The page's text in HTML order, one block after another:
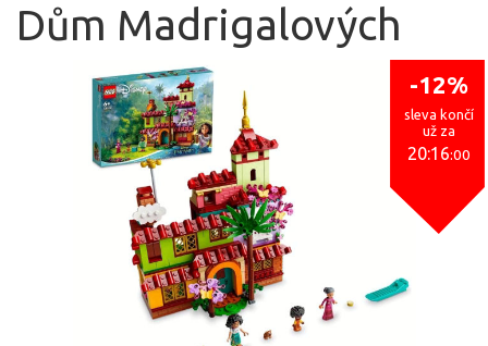
Dům Madrigalových
-12%
sleva končí
už za
20:15:59